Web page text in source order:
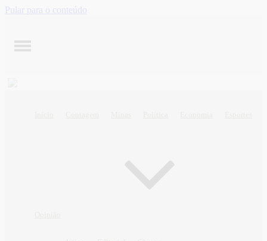
Pular para o conteúdo